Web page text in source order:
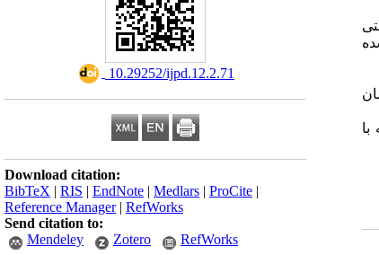
‎ 10.29252/ijpd.12.2.71
Download citation:
BibTeX | RIS | EndNote | Medlars | ProCite |
Reference Manager| RefWorks
Send citation to:
Mendeley
Zotero RefWorks